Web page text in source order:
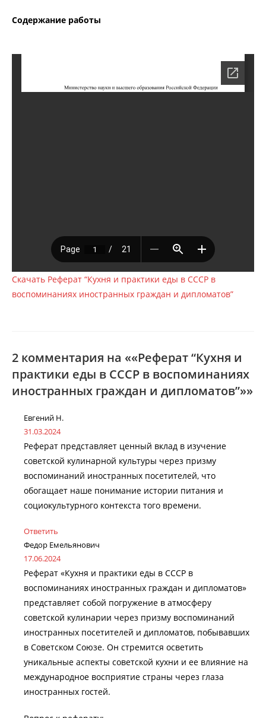
Содержание работы
Скачать Реферат “Кухня и практики еды в СССР в
воспоминаниях иностранных граждан и дипломатов”
2 комментария на ««Реферат “Кухня и
практики еды в СССР в воспоминаниях
иностранных граждан и дипломатов”»»
Евгений Н.
31.03.2024
Реферат представляет ценный вклад в изучение
советской кулинарной культуры через призму
воспоминаний иностранных посетителей, что
обогащает наше понимание истории питания и
социокультурного контекста того времени.
Ответить
Федор Емельянович
17.06.2024
Реферат «Кухня и практики еды в СССР в
воспоминаниях иностранных граждан и дипломатов»
представляет собой погружение в атмосферу
советской кулинарии через призму воспоминаний
иностранных посетителей и дипломатов, побывавших
в Советском Союзе. Он стремится осветить
уникальные аспекты советской кухни и ее влияние на
международное восприятие страны через глаза
иностранных гостей.